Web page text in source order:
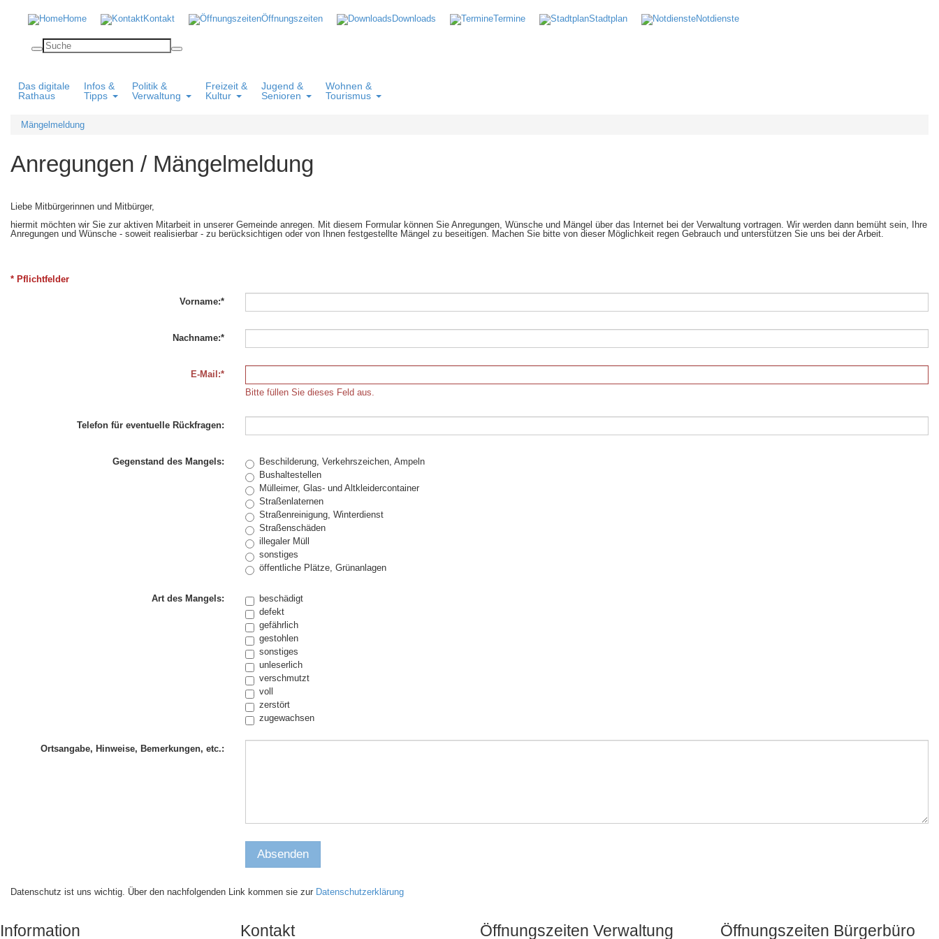
Home Kontakt Öffnungszeiten Downloads Termine Stadtplan Notdienste
Das digitale
Rathaus
Infos &
Tipps
Politik &
Verwaltung
Freizeit &
Kultur
Jugend &
Senioren
Wohnen &
Tourismus
Mängelmeldung
Anregungen / Mängelmeldung
Liebe Mitbürgerinnen und Mitbürger,
hiermit möchten wir Sie zur aktiven Mitarbeit in unserer Gemeinde anregen. Mit diesem Formular können Sie Anregungen, Wünsche und Mängel über das Internet bei der Verwaltung vortragen. Wir werden dann bemüht sein, Ihre
Anregungen und Wünsche - soweit realisierbar - zu berücksichtigen oder von Ihnen festgestellte Mängel zu beseitigen. Machen Sie bitte von dieser Möglichkeit regen Gebrauch und unterstützen Sie uns bei der Arbeit.
* Pflichtfelder
Vorname:*
Nachname:*
E-Mail:*
Bitte füllen Sie dieses Feld aus.
Telefon für eventuelle Rückfragen:
Gegenstand des Mangels:
Beschilderung, Verkehrszeichen, Ampeln
Bushaltestellen
Mülleimer, Glas- und Altkleidercontainer
Straßenlaternen
Straßenreinigung, Winterdienst
Straßenschäden
illegaler Müll
sonstiges
öffentliche Plätze, Grünanlagen
Art des Mangels:
beschädigt
defekt
gefährlich
gestohlen
sonstiges
unleserlich
verschmutzt
voll
zerstört
zugewachsen
Ortsangabe, Hinweise, Bemerkungen, etc.:
Datenschutz ist uns wichtig. Über den nachfolgenden Link kommen sie zur Datenschutzerklärung
Information Kontakt Öffnungszeiten Verwaltung Öffnungszeiten Bürgerbüro